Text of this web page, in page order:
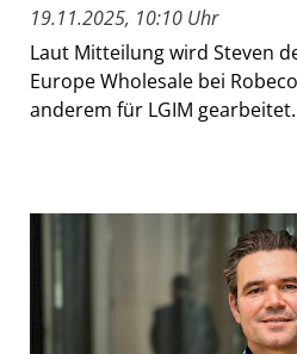
19.11.2025, 10:10 Uhr
Laut Mitteilung wird Steven
Europe Wholesale bei
anderem für LGIM gearbeitet.